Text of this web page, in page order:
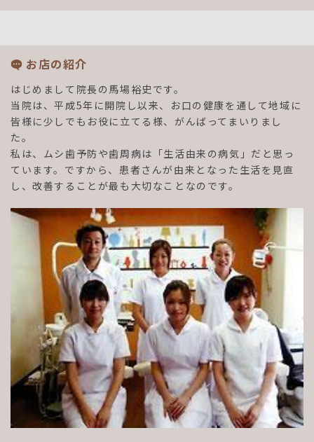
お店の紹介
はじめまして院長の馬場裕史です。
当院は、平成5年に開院し以来、お口の健康を通して地域に
皆様に少しでもお役に立てる様、がんばってまいりまし
た。
私は、ムシ歯予防や歯周病は「生活由来の病気」だと思っ
ています。ですから、患者さんが由来となった生活を見直
し、改善することが最も大切なことなのです。